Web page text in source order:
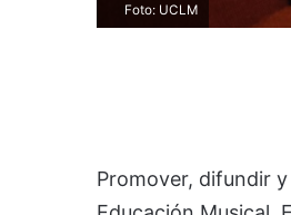
Foto: UCLM
Promover, difundir